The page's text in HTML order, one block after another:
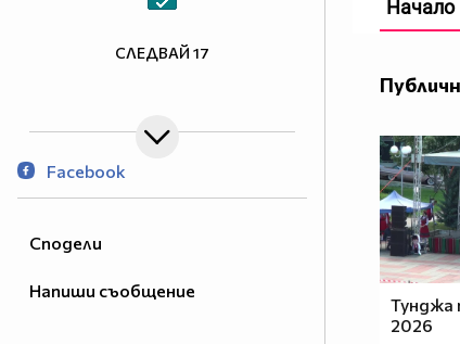
Сподели
Напиши съобщение
СЛЕДВАЙ 17
Facebook
Тунджа
2026
Начало